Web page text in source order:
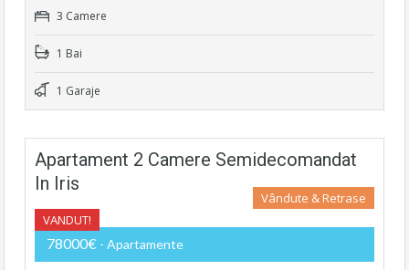
3 Camere
1 Bai
1 Garaje
Apartament 2 Camere Semidecomandat
In Iris
VANDUT!
Vândute & Retrase
78000€ - Apartamente